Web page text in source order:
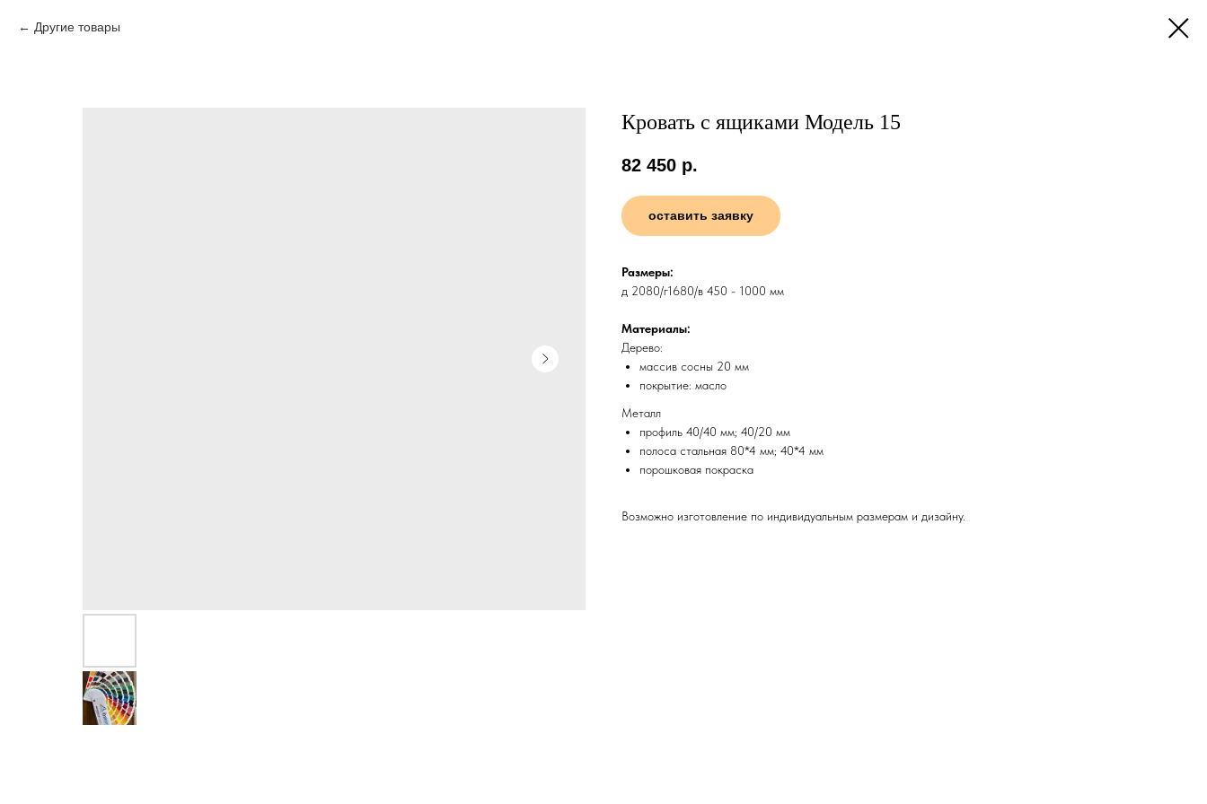
Другие товары
Кровать с ящиками Модель 15
82 450 р.
оставить заявку
Размеры:
д 2080/г1680/в 450 - 1000 мм
Материалы:
Дерево:
массив сосны 20 мм
покрытие: масло
Металл
профиль 40/40 мм; 40/20 мм
полоса стальная 80*4 мм; 40*4 мм
порошковая покраска
Возможно изготовление по индивидуальным размерам и дизайну.